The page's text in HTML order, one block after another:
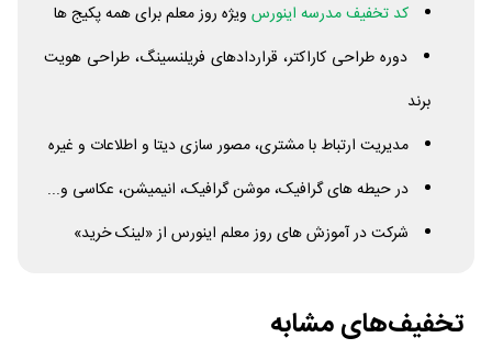
کد تخفیف مدرسه اینورس ویژه روز معلم برای همه پکیج ها
دوره طراحی کاراکتر، قراردادهای فریلنسینگ، طراحی هویت
برند
مدیریت ارتباط با مشتری، مصور سازی دیتا و اطلاعات و غیره
در حیطه‌ های گرافیک، موشن گرافیک، انیمیشن، عکاسی و...
شرکت در آموزش های روز معلم اینورس از «لینک خرید»
تخفیف‌های مشابه